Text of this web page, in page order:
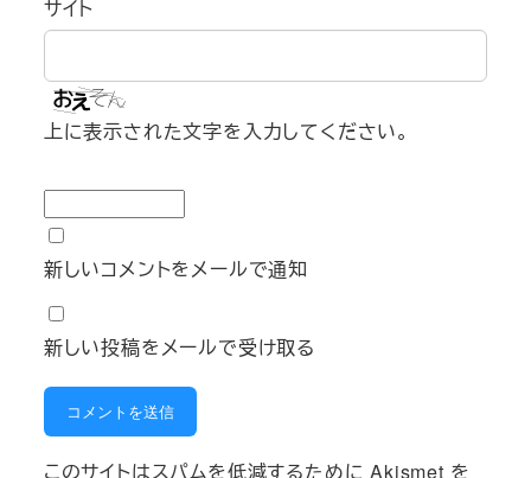
サイト
上に表示された文字を入力してください。
新しいコメントをメールで通知
新しい投稿をメールで受け取る
このサイトはスパムを低減するために Akismet を